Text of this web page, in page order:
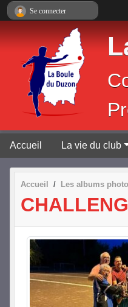
Accueil La vie du club
Accueil Les albums
Se connecter
Panneau de gestion des